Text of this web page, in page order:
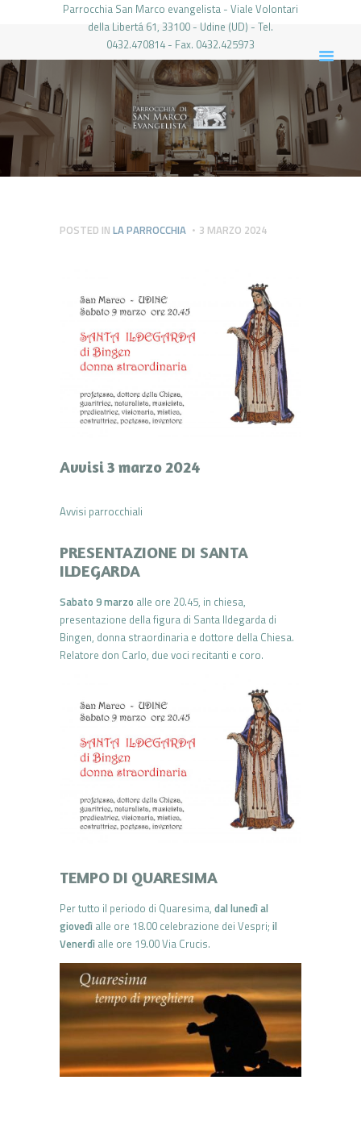
Parrocchia San Marco evangelista - Viale Volontari
della Libertá 61, 33100 - Udine (UD) - Tel.
0432.470814 - Fax. 0432.425973
PARROCCHIA DI SAN MARCO UDINE
HOME
LA PARROCCHIA
IL PARROCO
LE ATTIVITÀ
PIERABECH
LOGIN
POSTED IN LA PARROCCHIA 3 MARZO 2024
Avvisi 3 marzo 2024
Avvisi parrocchiali
PRESENTAZIONE DI SANTA
ILDEGARDA
Sabato 9 marzo alle ore 20.45, in chiesa,
presentazione della figura di Santa Ildegarda di
Bingen, donna straordinaria e dottore della Chiesa.
Relatore don Carlo, due voci recitanti e coro.
TEMPO DI QUARESIMA
Per tutto il periodo di Quaresima, dal lunedì al
giovedì alle ore 18.00 celebrazione dei Vespri; il
Venerdì alle ore 19.00 Via Crucis.